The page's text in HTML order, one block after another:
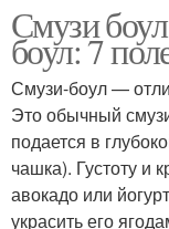
Смузи
боул: 7
Смузи-боул —
Это обычный
подается в
чашка). Густоту и
авокадо или
украсить его